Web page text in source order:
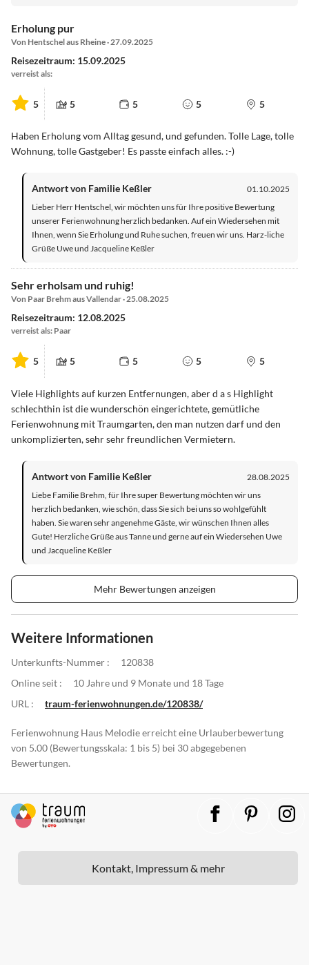
Erholung pur
Von Hentschel aus Rheine · 27.09.2025
Reisezeitraum: 15.09.2025
verreist als:
5 5 5 5 5
Haben Erholung vom Alltag gesund, und gefunden. Tolle Lage, tolle
Wohnung, tolle Gastgeber! Es passte einfach alles. :-)
Antwort von Familie Keßler
01.10.2025
Lieber Herr Hentschel, wir möchten uns für Ihre positive Bewertung
unserer Ferienwohnung herzlich bedanken. Auf ein Wiedersehen mit
Ihnen, wenn Sie Erholung und Ruhe suchen, freuen wir uns. Harz-liche
Grüße Uwe und Jacqueline Keßler
Sehr erholsam und ruhig!
Von Paar Brehm aus Vallendar · 25.08.2025
Reisezeitraum: 12.08.2025
verreist als: Paar
5 5 5 5 5
Viele Highlights auf kurzen Entfernungen, aber d a s Highlight
schlechthin ist die wunderschön eingerichtete, gemütliche
Ferienwohnung mit Traumgarten, den man nutzen darf und den
unkomplizierten, sehr sehr freundlichen Vermietern.
Antwort von Familie Keßler
28.08.2025
Liebe Familie Brehm, für Ihre super Bewertung möchten wir uns
herzlich bedanken, wie schön, dass Sie sich bei uns so wohlgefühlt
haben. Sie waren sehr angenehme Gäste, wir wünschen Ihnen alles
Gute! Herzliche Grüße aus Tanne und gerne auf ein Wiedersehen Uwe
und Jacqueline Keßler
Mehr Bewertungen anzeigen
Weitere Informationen
Unterkunfts-Nummer :
120838
Online seit :
10 Jahre und 9 Monate und 18 Tage
URL :
traum-ferienwohnungen.de/120838/
Ferienwohnung Haus Melodie erreicht eine Urlauberbewertung
von 5.00 (Bewertungsskala: 1 bis 5) bei 30 abgegebenen
Bewertungen.
Kontakt, Impressum & mehr